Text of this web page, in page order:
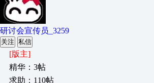
研讨会宣传员_3259
关注 私信
[版主]
精华：3帖
求助：110帖